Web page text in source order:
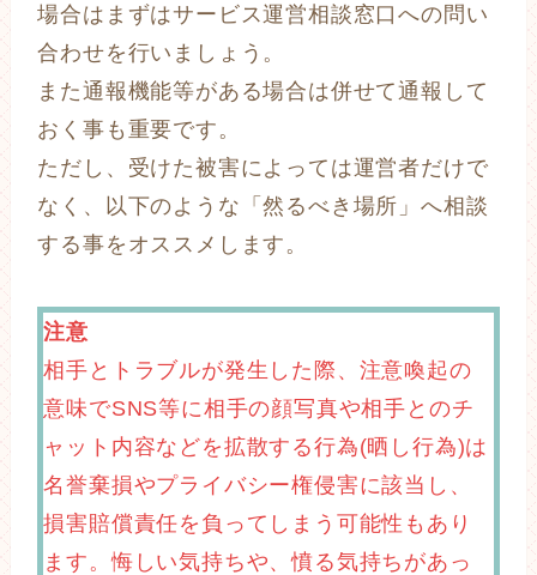
場合はまずはサービス運営相談窓口への問い
合わせを行いましょう。
また通報機能等がある場合は併せて通報して
おく事も重要です。
ただし、受けた被害によっては運営者だけで
なく、以下のような「然るべき場所」へ相談
する事をオススメします。
注意
相手とトラブルが発生した際、注意喚起の
意味でSNS等に相手の顔写真や相手とのチ
ャット内容などを拡散する行為(晒し行為)は
名誉棄損やプライバシー権侵害に該当し、
損害賠償責任を負ってしまう可能性もあり
ます。悔しい気持ちや、憤る気持ちがあっ